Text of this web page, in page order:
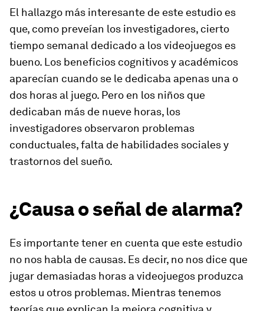
El hallazgo más interesante de este estudio es
que, como preveían los investigadores, cierto
tiempo semanal dedicado a los videojuegos es
bueno. Los beneficios cognitivos y académicos
aparecían cuando se le dedicaba apenas una o
dos horas al juego. Pero en los niños que
dedicaban más de nueve horas, los
investigadores observaron problemas
conductuales, falta de habilidades sociales y
trastornos del sueño.
¿Causa o señal de alarma?
Es importante tener en cuenta que este estudio
no nos habla de causas. Es decir, no nos dice que
jugar demasiadas horas a videojuegos produzca
estos u otros problemas. Mientras tenemos